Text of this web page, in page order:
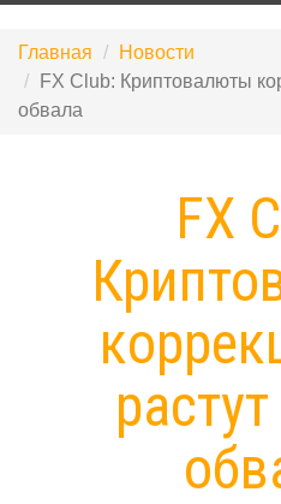
Главная
Новости
FX Club: Криптовалюты
обвала
FX